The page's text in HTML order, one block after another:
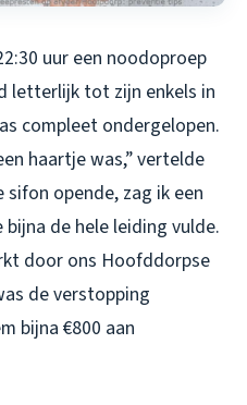
uur een noodoproep
letterlijk tot zijn enkels in
compleet ondergelopen.
haartje was,” vertelde
opende, zag ik een
de hele leiding vulde.
door ons Hoofddorpse
de verstopping
bijna €800 aan